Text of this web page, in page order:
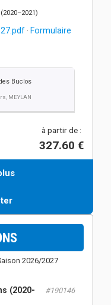
(2020–2021)
· Formulaire
Buclos
MEYLAN
à partir de :
327.60 €
2026/2027
(2020-
#190146